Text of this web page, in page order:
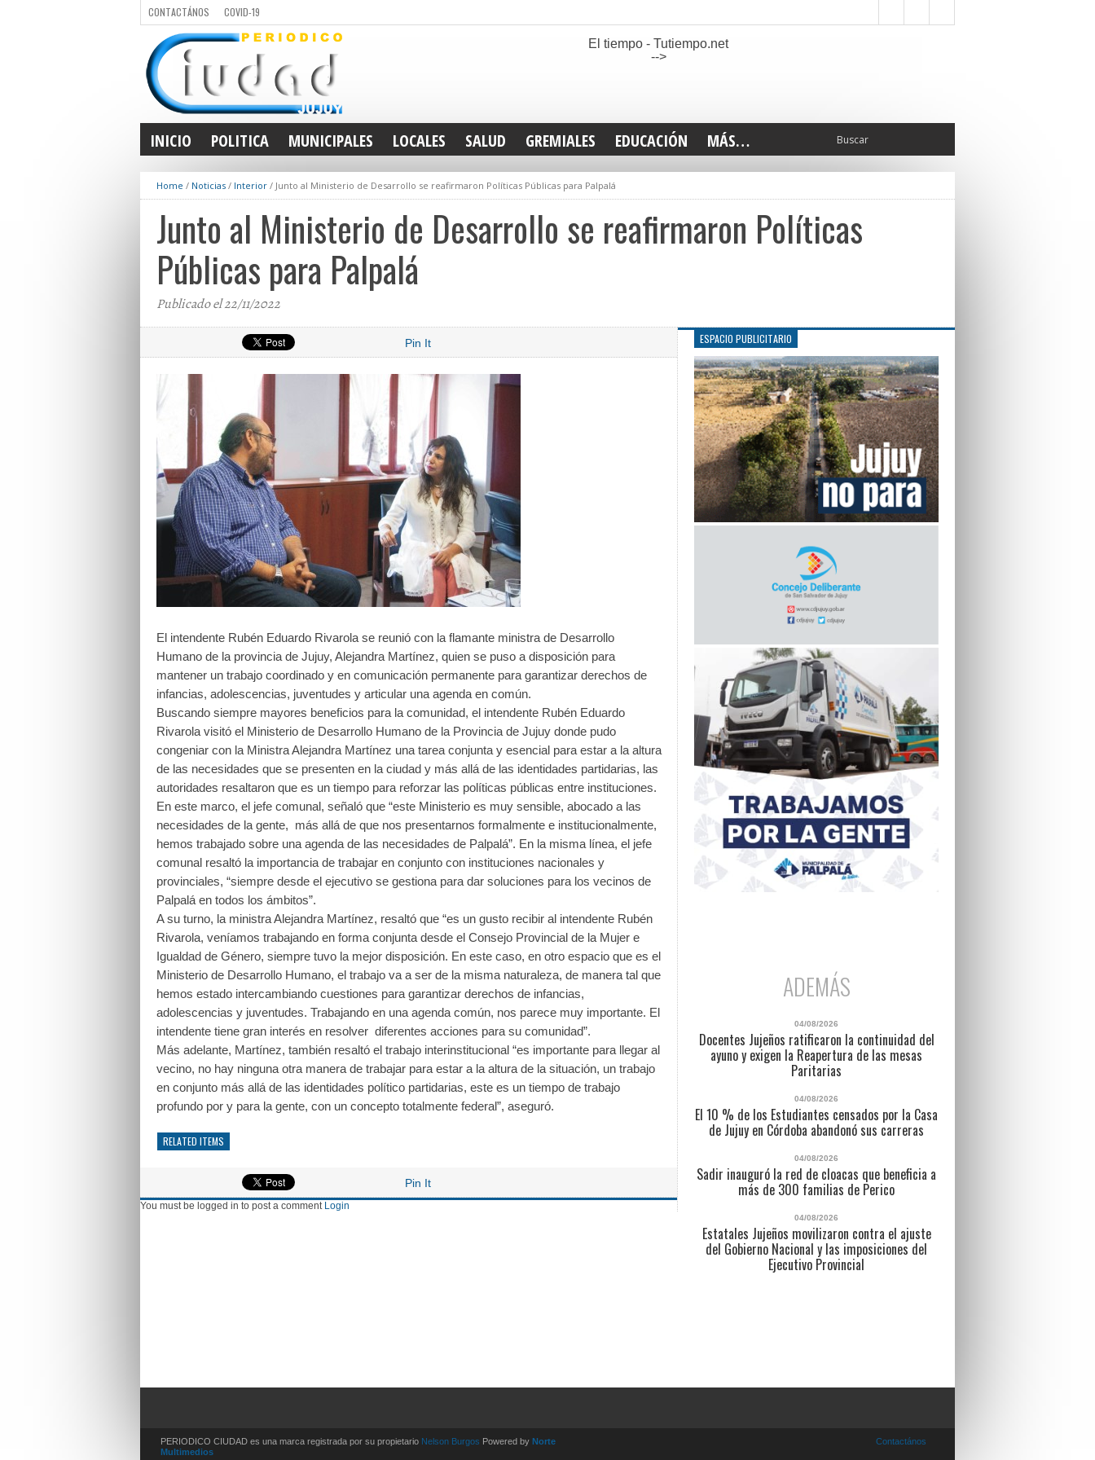
CONTACTÁNOS COVID-19
El tiempo - Tutiempo.net
-->
INICIO POLITICA MUNICIPALES LOCALES SALUD GREMIALES EDUCACIÓN MÁS…
INTERIOR
DEPORTES
ELECCIONES 2025
LEGISLATIVO
Home / Noticias / Interior / Junto al Ministerio de Desarrollo se reafirmaron Políticas Públicas para Palpalá
Junto al Ministerio de Desarrollo se reafirmaron Políticas
Públicas para Palpalá
Publicado el 22/11/2022
Pin It
El intendente Rubén Eduardo Rivarola se reunió con la flamante ministra de Desarrollo
Humano de la provincia de Jujuy, Alejandra Martínez, quien se puso a disposición para
mantener un trabajo coordinado y en comunicación permanente para garantizar derechos de
infancias, adolescencias, juventudes y articular una agenda en común.
Buscando siempre mayores beneficios para la comunidad, el intendente Rubén Eduardo
Rivarola visitó el Ministerio de Desarrollo Humano de la Provincia de Jujuy donde pudo
congeniar con la Ministra Alejandra Martínez una tarea conjunta y esencial para estar a la altura
de las necesidades que se presenten en la ciudad y más allá de las identidades partidarias, las
autoridades resaltaron que es un tiempo para reforzar las políticas públicas entre instituciones.
En este marco, el jefe comunal, señaló que “este Ministerio es muy sensible, abocado a las
necesidades de la gente, más allá de que nos presentarnos formalmente e institucionalmente,
hemos trabajado sobre una agenda de las necesidades de Palpalá”. En la misma línea, el jefe
comunal resaltó la importancia de trabajar en conjunto con instituciones nacionales y
provinciales, “siempre desde el ejecutivo se gestiona para dar soluciones para los vecinos de
Palpalá en todos los ámbitos”.
A su turno, la ministra Alejandra Martínez, resaltó que “es un gusto recibir al intendente Rubén
Rivarola, veníamos trabajando en forma conjunta desde el Consejo Provincial de la Mujer e
Igualdad de Género, siempre tuvo la mejor disposición. En este caso, en otro espacio que es el
Ministerio de Desarrollo Humano, el trabajo va a ser de la misma naturaleza, de manera tal que
hemos estado intercambiando cuestiones para garantizar derechos de infancias,
adolescencias y juventudes. Trabajando en una agenda común, nos parece muy importante. El
intendente tiene gran interés en resolver diferentes acciones para su comunidad”.
Más adelante, Martínez, también resaltó el trabajo interinstitucional “es importante para llegar al
vecino, no hay ninguna otra manera de trabajar para estar a la altura de la situación, un trabajo
en conjunto más allá de las identidades político partidarias, este es un tiempo de trabajo
profundo por y para la gente, con un concepto totalmente federal”, aseguró.
RELATED ITEMS
Pin It
You must be logged in to post a comment Login
ESPACIO PUBLICITARIO
ADEMÁS
04/08/2026
Docentes Jujeños ratificaron la continuidad del
ayuno y exigen la Reapertura de las mesas
Paritarias
04/08/2026
El 10 % de los Estudiantes censados por la Casa
de Jujuy en Córdoba abandonó sus carreras
04/08/2026
Sadir inauguró la red de cloacas que beneficia a
más de 300 familias de Perico
04/08/2026
Estatales Jujeños movilizaron contra el ajuste
del Gobierno Nacional y las imposiciones del
Ejecutivo Provincial
PERIODICO CIUDAD es una marca registrada por su propietario Nelson Burgos Powered by Norte
Multimedios
Contactános